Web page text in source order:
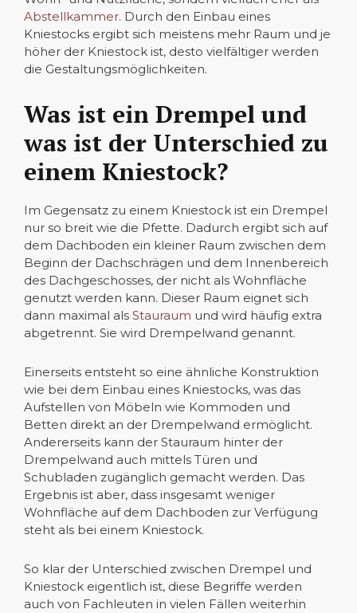
Abstellkammer. Durch den Einbau eines
Kniestocks ergibt sich meistens mehr Raum und je
höher der Kniestock ist, desto vielfältiger werden
die Gestaltungsmöglichkeiten.
Was ist ein Drempel und
was ist der Unterschied zu
einem Kniestock?
Im Gegensatz zu einem Kniestock ist ein Drempel
nur so breit wie die Pfette. Dadurch ergibt sich auf
dem Dachboden ein kleiner Raum zwischen dem
Beginn der Dachschrägen und dem Innenbereich
des Dachgeschosses, der nicht als Wohnfläche
genutzt werden kann. Dieser Raum eignet sich
dann maximal als Stauraum und wird häufig extra
abgetrennt. Sie wird Drempelwand genannt.
Einerseits entsteht so eine ähnliche Konstruktion
wie bei dem Einbau eines Kniestocks, was das
Aufstellen von Möbeln wie Kommoden und
Betten direkt an der Drempelwand ermöglicht.
Andererseits kann der Stauraum hinter der
Drempelwand auch mittels Türen und
Schubladen zugänglich gemacht werden. Das
Ergebnis ist aber, dass insgesamt weniger
Wohnfläche auf dem Dachboden zur Verfügung
steht als bei einem Kniestock.
So klar der Unterschied zwischen Drempel und
Kniestock eigentlich ist, diese Begriffe werden
auch von Fachleuten in vielen Fällen weiterhin